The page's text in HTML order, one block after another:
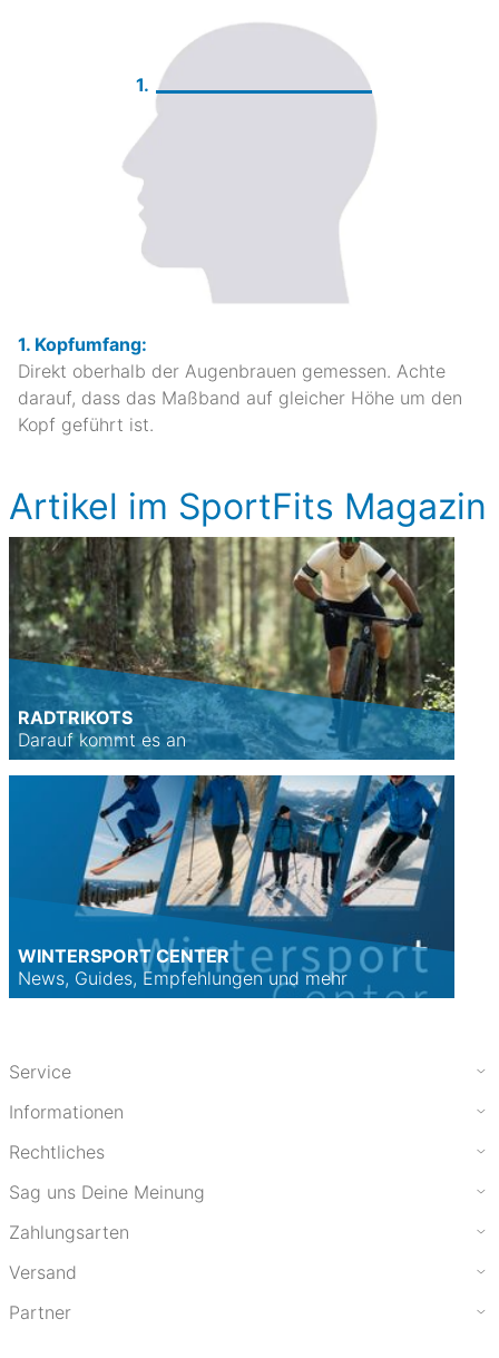
1.
1. Kopfumfang:
Direkt oberhalb der Augenbrauen gemessen. Achte
darauf, dass das Maßband auf gleicher Höhe um den
Kopf geführt ist.
Artikel im SportFits Magazin
RADTRIKOTS
Darauf kommt es an
WINTERSPORT CENTER
News, Guides, Empfehlungen und mehr
Service
Informationen
Rechtliches
Sag uns Deine Meinung
Zahlungsarten
Versand
Partner